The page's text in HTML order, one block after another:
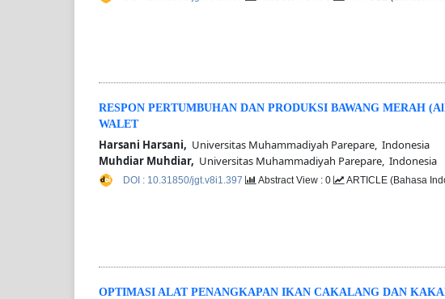
RESPON PERTUMBUHAN DAN PRODUKSI BAWANG MERAH
WALET
Harsani Harsani, Universitas Muhammadiyah Parepare, Indonesia
Muhdiar Muhdiar, Universitas Muhammadiyah Parepare, Indonesia
DOI : 10.31850/jgt.v8i1.397 Abstract View : 0 ARTICLE (Bahasa
OPTIMASI ALAT PENANGKAPAN IKAN CAKALANG DAN